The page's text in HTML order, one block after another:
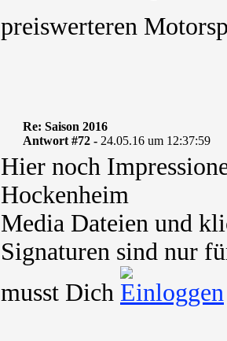
preiswerteren
Re: Saison 2016
Antwort #72 - 24.05.16 um 12:37:59
Hier noch
Hockenheim
Media Dateien und
Signaturen sind nur
musst Dich